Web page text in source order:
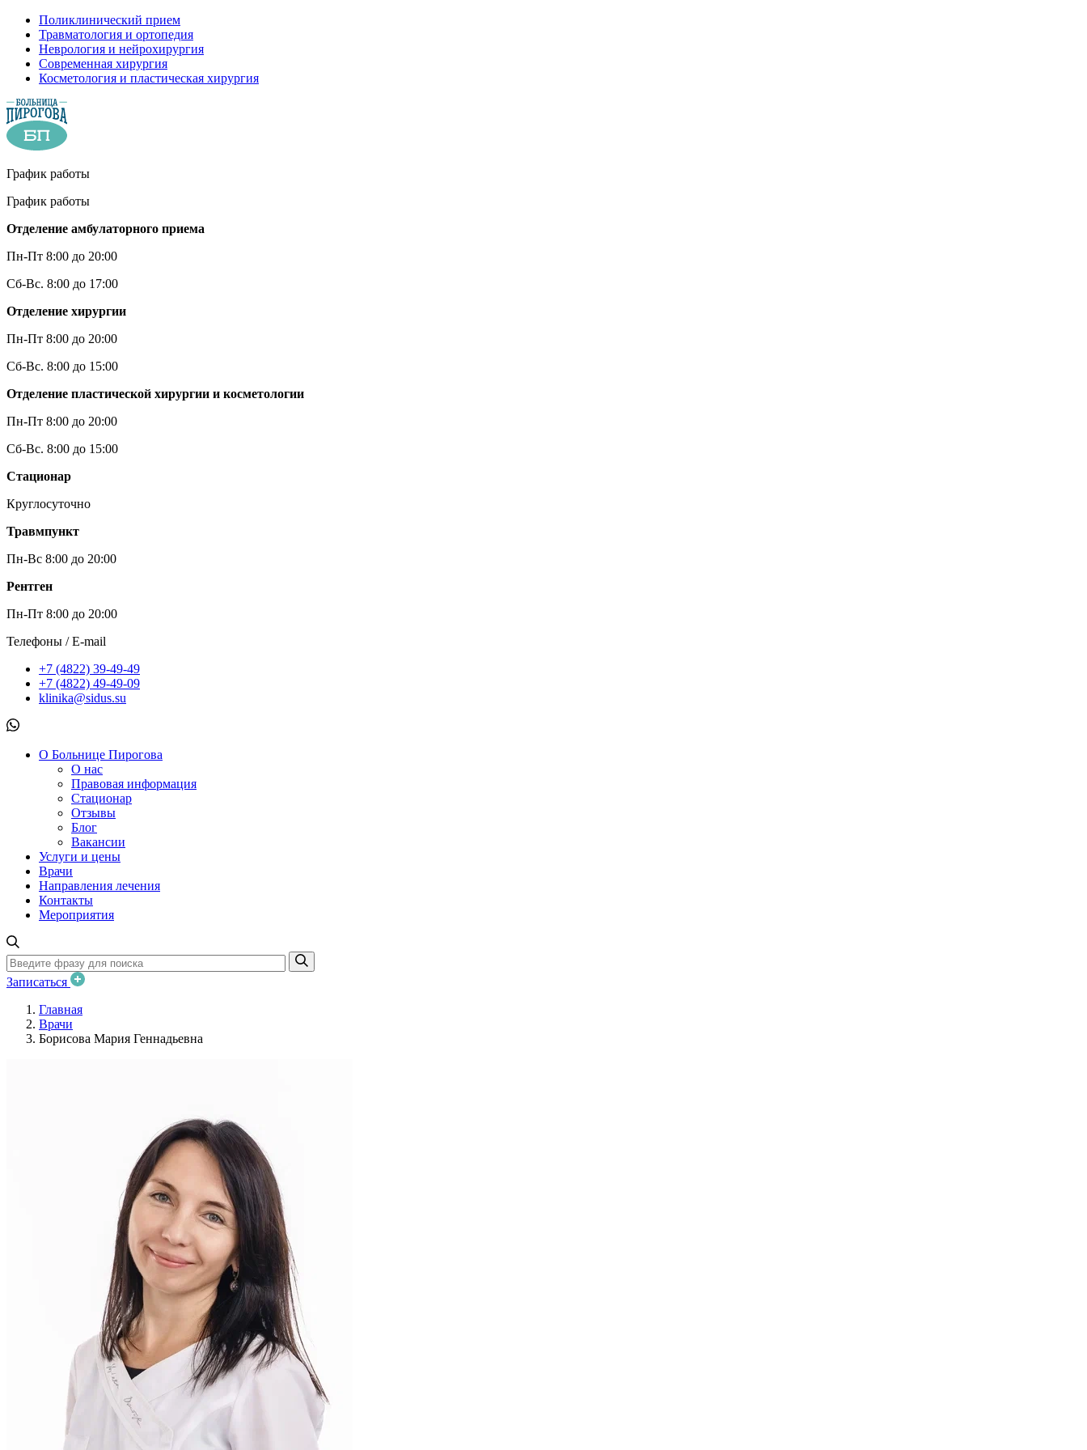
Поликлинический прием
Травматология и ортопедия
Неврология и нейрохирургия
Современная хирургия
Косметология и пластическая хирургия
График работы
График работы
Отделение амбулаторного приема
Пн-Пт 8:00 до 20:00
Сб-Вс. 8:00 до 17:00
Отделение хирургии
Пн-Пт 8:00 до 20:00
Сб-Вс. 8:00 до 15:00
Отделение пластической хирургии и косметологии
Пн-Пт 8:00 до 20:00
Сб-Вс. 8:00 до 15:00
Стационар
Круглосуточно
Травмпункт
Пн-Вс 8:00 до 20:00
Рентген
Пн-Пт 8:00 до 20:00
Телефоны / E-mail
+7 (4822) 39-49-49
+7 (4822) 49-49-09
klinika@sidus.su
О Больнице Пирогова
О нас
Правовая информация
Стационар
Отзывы
Блог
Вакансии
Услуги и цены
Врачи
Направления лечения
Контакты
Мероприятия
Записаться
Главная
Врачи
Борисова Мария Геннадьевна